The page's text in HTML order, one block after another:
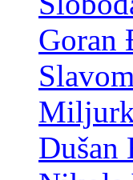
Goran